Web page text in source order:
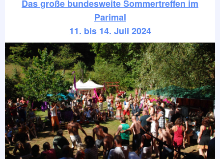
Das große bundesweite Sommertreffen im
Parimal
11. bis 14. Juli 2024